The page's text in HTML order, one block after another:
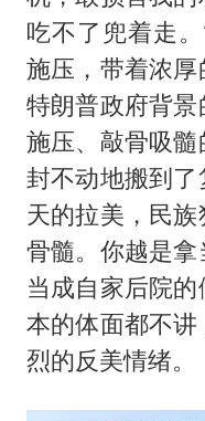
吃不了兜着走
施压，带着浓
特朗普政府背
施压、敲骨吸
封不动地搬到
天的拉美，民
骨髓。你越是
当成自家后院
本的体面都不
烈的反美情绪。